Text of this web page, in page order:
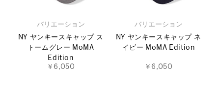
バリエーション
NY ヤンキースキャップ ス
トームグレー MoMA
Edition
￥6,050
バリエーション
NY ヤンキースキャップ ネ
イビー MoMA Edition
￥6,050